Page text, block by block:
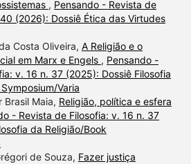
, Pensando - Revista de
(2026): Dossiê Ética das Virtudes
Costa Oliveira, A Religião e o
em Marx e Engels , Pensando -
v. 16 n. 37 (2025): Dossiê Filosofia
Varia
Brasil Maia, Religião, política e esfera
- Revista de Filosofia: v. 16 n. 37
da Religião/Book
de Souza, Fazer justiça